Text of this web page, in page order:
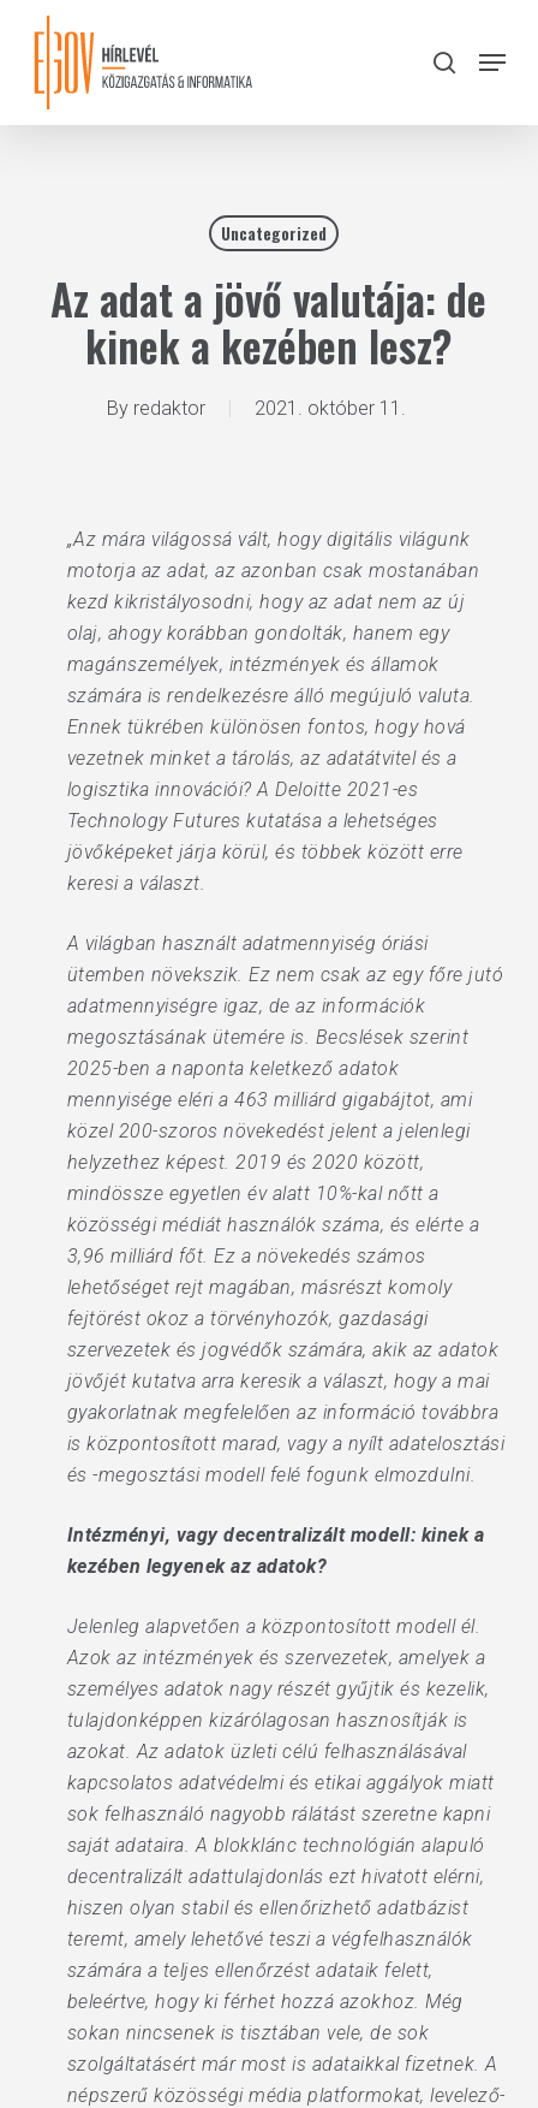
content
search
Menu
Uncategorized
Az adat a jövő valutája: de
kinek a kezében lesz?
By redaktor 2021. október 11.
„Az mára világossá vált, hogy digitális világunk
motorja az adat, az azonban csak mostanában
kezd kikristályosodni, hogy az adat nem az új
olaj, ahogy korábban gondolták, hanem egy
magánszemélyek, intézmények és államok
számára is rendelkezésre álló megújuló valuta.
Ennek tükrében különösen fontos, hogy hová
vezetnek minket a tárolás, az adatátvitel és a
logisztika innovációi? A Deloitte 2021-es
Technology Futures kutatása a lehetséges
jövőképeket járja körül, és többek között erre
keresi a választ.
A világban használt adatmennyiség óriási
ütemben növekszik. Ez nem csak az egy főre jutó
adatmennyiségre igaz, de az információk
megosztásának ütemére is. Becslések szerint
2025-ben a naponta keletkező adatok
mennyisége eléri a 463 milliárd gigabájtot, ami
közel 200-szoros növekedést jelent a jelenlegi
helyzethez képest. 2019 és 2020 között,
mindössze egyetlen év alatt 10%-kal nőtt a
közösségi médiát használók száma, és elérte a
3,96 milliárd főt. Ez a növekedés számos
lehetőséget rejt magában, másrészt komoly
fejtörést okoz a törvényhozók, gazdasági
szervezetek és jogvédők számára, akik az adatok
jövőjét kutatva arra keresik a választ, hogy a mai
gyakorlatnak megfelelően az információ továbbra
is központosított marad, vagy a nyílt adatelosztási
és -megosztási modell felé fogunk elmozdulni.
Intézményi, vagy decentralizált modell: kinek a
kezében legyenek az adatok?
Jelenleg alapvetően a központosított modell él.
Azok az intézmények és szervezetek, amelyek a
személyes adatok nagy részét gyűjtik és kezelik,
tulajdonképpen kizárólagosan hasznosítják is
azokat. Az adatok üzleti célú felhasználásával
kapcsolatos adatvédelmi és etikai aggályok miatt
sok felhasználó nagyobb rálátást szeretne kapni
saját adataira. A blokklánc technológián alapuló
decentralizált adattulajdonlás ezt hivatott elérni,
hiszen olyan stabil és ellenőrizhető adatbázist
teremt, amely lehetővé teszi a végfelhasználók
számára a teljes ellenőrzést adataik felett,
beleértve, hogy ki férhet hozzá azokhoz. Még
sokan nincsenek is tisztában vele, de sok
szolgáltatásért már most is adataikkal fizetnek. A
népszerű közösségi média platformokat, levelező-
Close